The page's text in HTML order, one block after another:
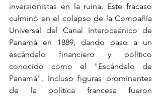
inversionistas en la ruina. Este fracaso
culminó en el colapso de la Compañía
Universal del Canal Interoceánico de
Panamá en 1889, dando paso a un
escándalo financiero y político
conocido como el "Escándalo de
Panamá". Incluso figuras prominentes
de la política francesa fueron